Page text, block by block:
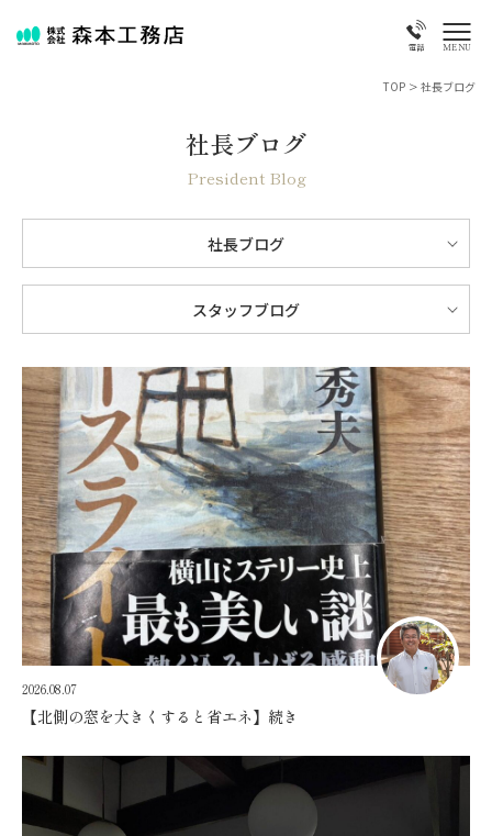
電話 MENU
TOP > 社長ブログ
社長ブログ
President Blog
社長ブログ
スタッフブログ
2026.08.07
【北側の窓を大きくすると省エネ】続き